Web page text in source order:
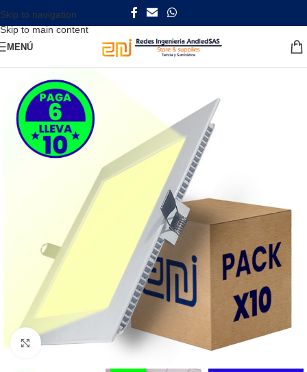
Skip to navigation
Skip to main content
MENÚ
Clic para ampliar